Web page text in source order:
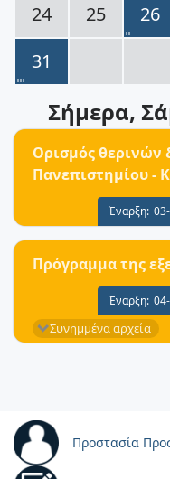
24
25 26
31
Σήμερα,
Ορισμός θερινών
Πανεπιστημίου -
Έναρξη:
Πρόγραμμα της
Έναρξη:
Συνημμένα αρχεία
Προστασία